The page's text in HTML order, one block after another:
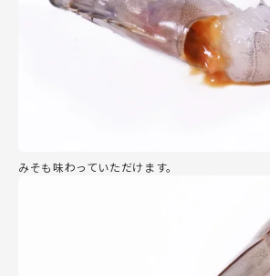
みそも味わっていただけます。